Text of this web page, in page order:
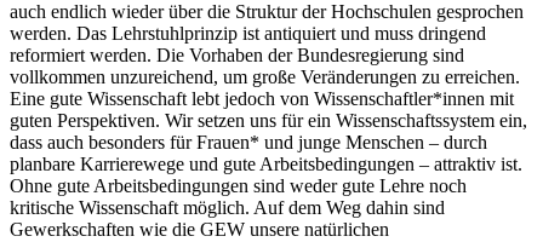
auch endlich wieder über die Struktur der Hochschulen gesprochen
werden. Das Lehrstuhlprinzip ist antiquiert und muss dringend
reformiert werden. Die Vorhaben der Bundesregierung sind
vollkommen unzureichend, um große Veränderungen zu erreichen.
Eine gute Wissenschaft lebt jedoch von Wissenschaftler*innen mit
guten Perspektiven. Wir setzen uns für ein Wissenschaftssystem ein,
dass auch besonders für Frauen* und junge Menschen – durch
planbare Karrierewege und gute Arbeitsbedingungen – attraktiv ist.
Ohne gute Arbeitsbedingungen sind weder gute Lehre noch
kritische Wissenschaft möglich. Auf dem Weg dahin sind
Gewerkschaften wie die GEW unsere natürlichen